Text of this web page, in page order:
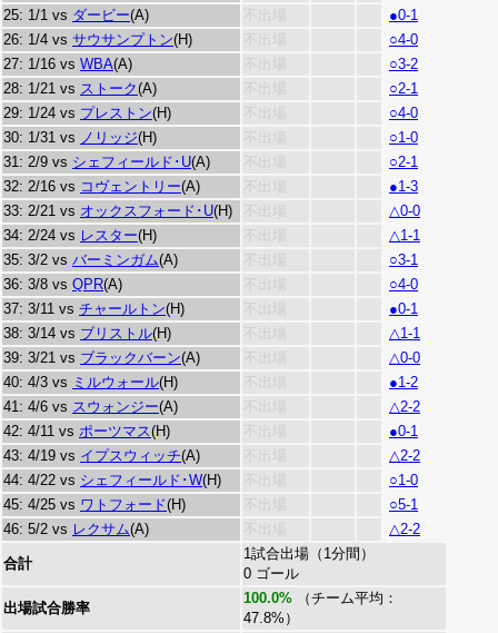
25: 1/1 vs ダービー(A) 不出場
●0-1
26: 1/4 vs サウサンプトン(H) 不出場
○4-0
27: 1/16 vs WBA(A) 不出場
○3-2
28: 1/21 vs ストーク(A) 不出場
○2-1
29: 1/24 vs プレストン(H) 不出場
○4-0
30: 1/31 vs ノリッジ(H) 不出場
○1-0
31: 2/9 vs シェフィールド･U(A) 不出場
○2-1
32: 2/16 vs コヴェントリー(A) 不出場
●1-3
33: 2/21 vs オックスフォード･U(H) 不出場
△0-0
34: 2/24 vs レスター(H) 不出場
△1-1
35: 3/2 vs バーミンガム(A) 不出場
○3-1
36: 3/8 vs QPR(A) 不出場
○4-0
37: 3/11 vs チャールトン(H) 不出場
●0-1
38: 3/14 vs ブリストル(H) 不出場
△1-1
39: 3/21 vs ブラックバーン(A) 不出場
△0-0
40: 4/3 vs ミルウォール(H) 不出場
●1-2
41: 4/6 vs スウォンジー(A) 不出場
△2-2
42: 4/11 vs ポーツマス(H) 不出場
●0-1
43: 4/19 vs イプスウィッチ(A) 不出場
△2-2
44: 4/22 vs シェフィールド･W(H) 不出場
○1-0
45: 4/25 vs ワトフォード(H) 不出場
○5-1
46: 5/2 vs レクサム(A) 不出場 △2-2
合計
1試合出場（1分間）
0 ゴール
出場試合勝率
100.0% （チーム平均：
47.8%）